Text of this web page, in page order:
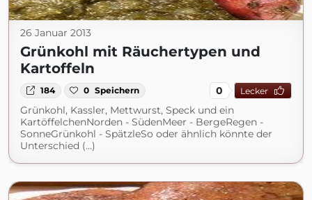
26 Januar 2013
Grünkohl mit Räuchertypen und
Kartoffeln
184 0 Speichern 0 Lecker
Grünkohl, Kassler, Mettwurst, Speck und ein
KartöffelchenNorden - SüdenMeer - BergeRegen -
SonneGrünkohl - SpätzleSo oder ähnlich könnte der
Unterschied (...)